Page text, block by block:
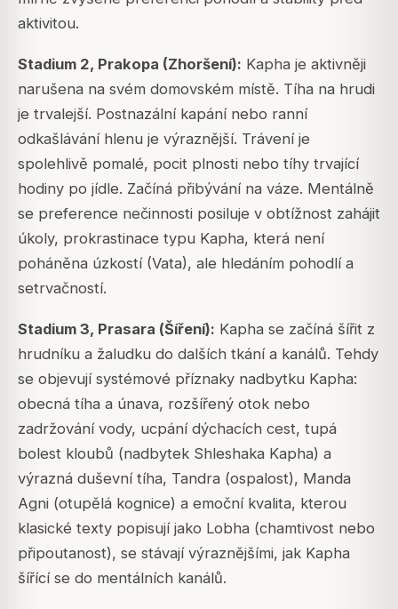
aktivitou.
Stadium 2, Prakopa (Zhoršení): Kapha je aktivněji
narušena na svém domovském místě. Tíha na hrudi
je trvalejší. Postnazální kapání nebo ranní
odkašlávání hlenu je výraznější. Trávení je
spolehlivě pomalé, pocit plnosti nebo tíhy trvající
hodiny po jídle. Začíná přibývání na váze. Mentálně
se preference nečinnosti posiluje v obtížnost zahájit
úkoly, prokrastinace typu Kapha, která není
poháněna úzkostí (Vata), ale hledáním pohodlí a
setrvačností.
Stadium 3, Prasara (Šíření): Kapha se začíná šířit z
hrudníku a žaludku do dalších tkání a kanálů. Tehdy
se objevují systémové příznaky nadbytku Kapha:
obecná tíha a únava, rozšířený otok nebo
zadržování vody, ucpání dýchacích cest, tupá
bolest kloubů (nadbytek Shleshaka Kapha) a
výrazná duševní tíha, Tandra (ospalost), Manda
Agni (otupělá kognice) a emoční kvalita, kterou
klasické texty popisují jako Lobha (chamtivost nebo
připoutanost), se stávají výraznějšími, jak Kapha
šířící se do mentálních kanálů.